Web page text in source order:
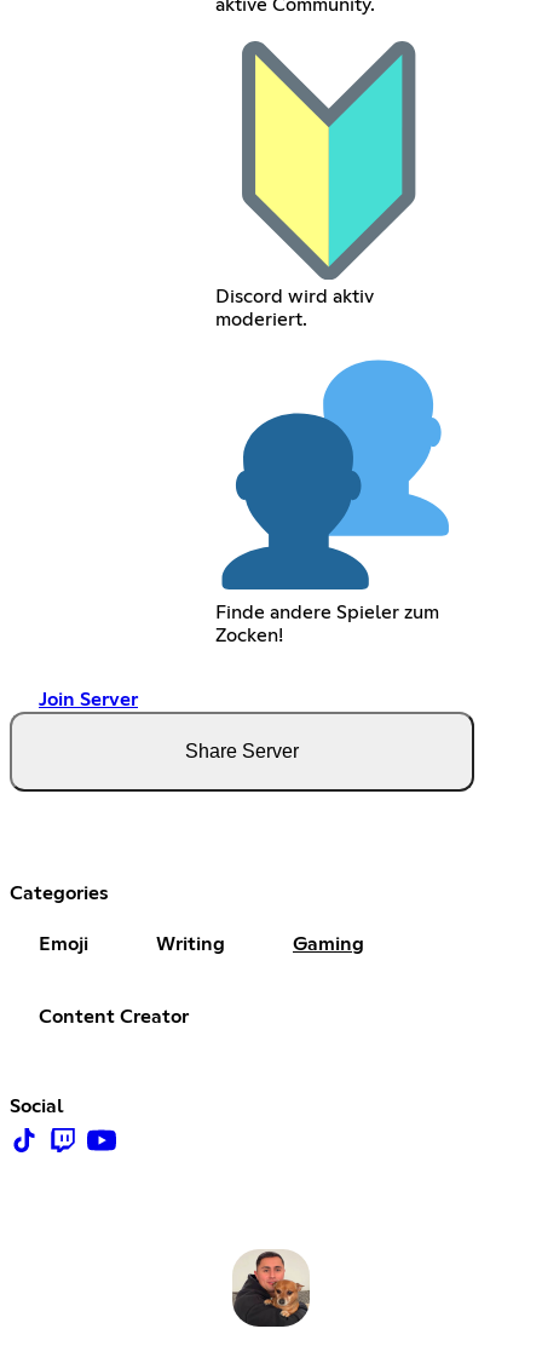
aktive Community.
Discord wird aktiv
moderiert.
Finde andere Spieler zum
Zocken!
Join Server
Share Server
Categories
Emoji Writing Gaming
Content Creator
Social